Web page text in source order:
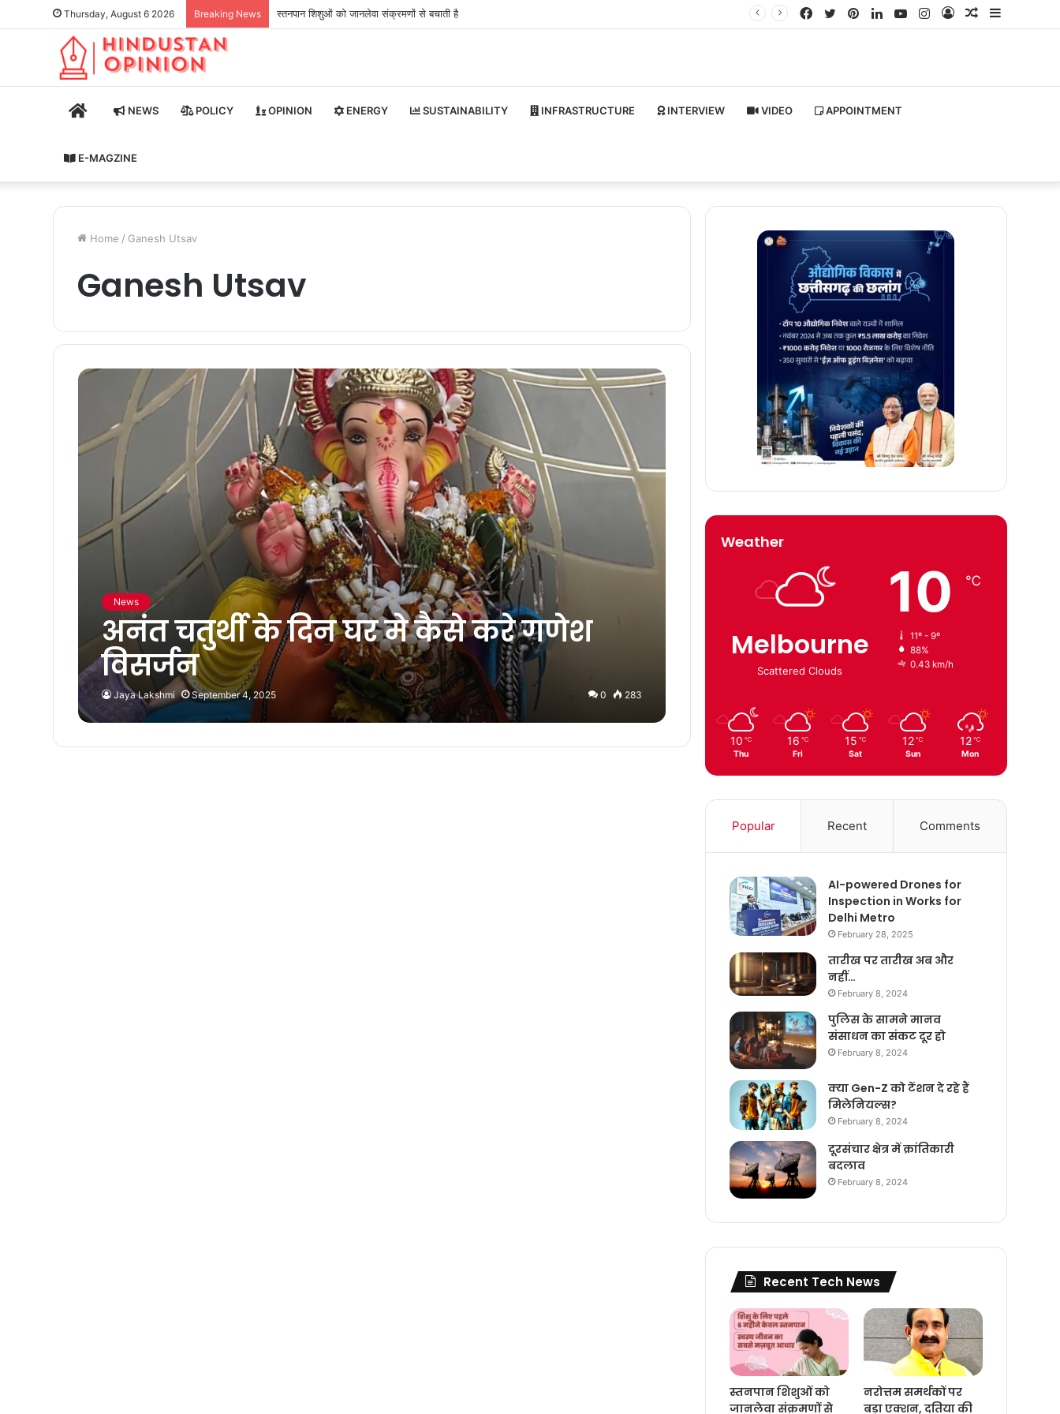
Thursday, August 6 2026 Breaking News स्तनपान शिशुओं को जानलेवा संक्रमणों से बचाती है
Random
Log
Instagram
YouTube
LinkedIn
Pinterest
Twitter
Facebook
HOME NEWS POLICY OPINION ENERGY SUSTAINABILITY INFRASTRUCTURE INTERVIEW VIDEO APPOINTMENT
E-MAGZINE
Home / Ganesh Utsav
Ganesh Utsav
News
अनंत चतुर्थी के दिन घर मे कैसे करे गणेश
विसर्जन
Jaya Lakshmi September 4, 2025 0 283
Weather
Melbourne
Scattered Clouds
10 ℃
11º - 9º
88%
0.43 km/h
10 ℃
Thu
16 ℃
Fri
15 ℃
Sat
12 ℃
Sun
12 ℃
Mon
Popular Recent Comments
AI-powered Drones for
Inspection in Works for
Delhi Metro
February 28, 2025
तारीख पर तारीख अब और
नहीं…
February 8, 2024
पुलिस के सामने मानव
संसाधन का संकट दूर हो
February 8, 2024
क्या Gen-Z को टेंशन दे रहे हैं
मिलेनियल्स?
February 8, 2024
दूरसंचार क्षेत्र में क्रांतिकारी
बदलाव
February 8, 2024
Recent Tech News
स्तनपान शिशुओं को
जानलेवा संक्रमणों से
नरोत्तम समर्थकों पर
बड़ा एक्शन, दतिया की